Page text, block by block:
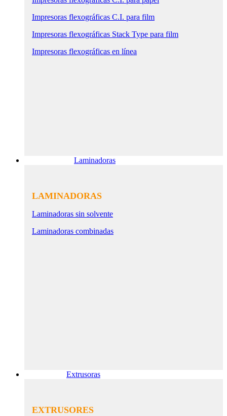
Impresoras flexográficas C.I. para film
Impresoras flexográficas Stack Type para film
Impresoras flexográficas en línea
Laminadoras
LAMINADORAS
Laminadoras sin solvente
Laminadoras combinadas
Extrusoras
EXTRUSORES